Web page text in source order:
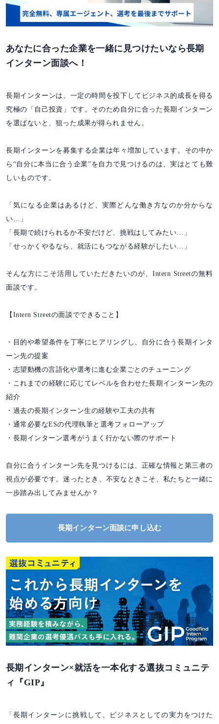
あなたに合った企業を一緒に見つけたいなら長期
インターン面談へ！
長期インターンは、一定の時間を投下してビジネス的成長を得る
究極の「自己投資」です。そのため自分に合った長期インターン
を選ばないと、狙った成果が得られません。
長期インターンを募集する企業は年々増加しています。その中か
ら“自分に本当に合う企業”を自力で見つけるのは、実はとても難
しいものです。
「気になる企業はあるけど、実際どんな働き方なのか分からな
い…」
「長期で続けられるか不安だけど、挑戦はしてみたい…」
「せっかくやるなら、就活にもつながる経験がしたい…」
そんな方にこそ活用していただきたいのが、Intern Streetの無料
面談です。
【Intern Streetの面談でできること】
・目的や希望条件を丁寧にヒアリングし、自分に合う長期インタ
ーン先の提案
・志望動機の言語化や選考に進む企業ごとのチューニング
・これまでの経験に応じてレベルを合わせた長期インターン先の
紹介
・過去の長期インターン生の経験や工夫の共有
・通常必要なESの代理執筆と選考フォローアップ
・長期インターン選考がうまく行かない際のサポート
自分に合うインターン先を見つけるには、正確な情報と第三者の
視点が必要です。迷ったとき、不安なときこそ、私たちと一緒に
一歩踏み出してみませんか？
長期インターン面談に申し込む
長期インターン×就活を一本化する選抜コミュニテ
ィ『GIP』
「長期インターンに挑戦して、ビジネスとしての実力をつけた